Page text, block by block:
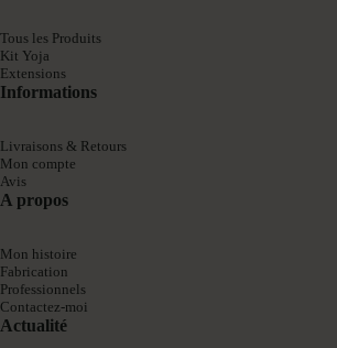
Tous les Produits
Kit Yoja
Extensions
Informations
Livraisons & Retours
Mon compte
Avis
A propos
Mon histoire
Fabrication
Professionnels
Contactez-moi
Actualité